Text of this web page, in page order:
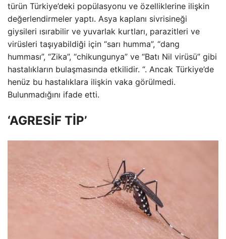
türün Türkiye’deki popülasyonu ve özelliklerine ilişkin
değerlendirmeler yaptı. Asya kaplanı sivrisineği
giysileri ısırabilir ve yuvarlak kurtları, parazitleri ve
virüsleri taşıyabildiği için “sarı humma”, “dang
humması”, “Zika”, “chikungunya” ve “Batı Nil virüsü” gibi
hastalıkların bulaşmasında etkilidir. “. Ancak Türkiye’de
henüz bu hastalıklara ilişkin vaka görülmedi.
Bulunmadığını ifade etti.
‘AGRESİF TİP’